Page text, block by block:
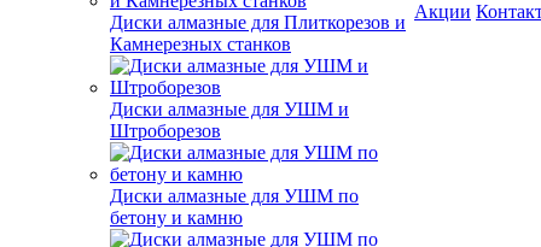
Диски алмазные для Плиткорезов и
Камнерезных станков
Диски алмазные для УШМ и
Штроборезов
Диски алмазные для УШМ по
бетону и камню
Акции